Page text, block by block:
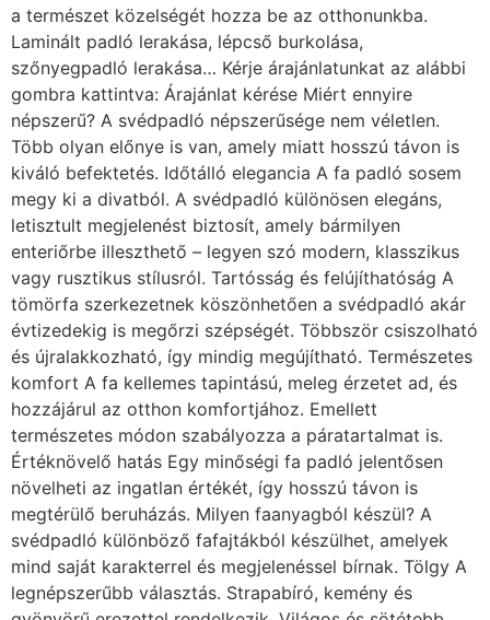
évtizedekig is megőrzi szépségét. Többször csiszolható
és újralakkozható, így mindig megújítható. Természetes
komfort A fa kellemes tapintású, meleg érzetet ad, és
hozzájárul az otthon komfortjához. Emellett
természetes módon szabályozza a páratartalmat is.
Értéknövelő hatás Egy minőségi fa padló jelentősen
növelheti az ingatlan értékét, így hosszú távon is
megtérülő beruházás. Milyen faanyagból készül? A
svédpadló különböző fafajtákból készülhet, amelyek
mind saját karakterrel és megjelenéssel bírnak. Tölgy A
legnépszerűbb választás. Strapabíró, kemény és
gyönyörű erezettel rendelkezik. Világos és sötétebb
árnyalatban is elérhető. Bükk Világos színű,
homogénebb szerkezetű fa. Modern, letisztult terekhez
ideális. Kőris Rugalmas és világos tónusú, látványos
erezettel. Kifejezetten dekoratív megoldás. Dió
Sötétebb, elegáns megjelenésű fa, amely luxus hatást
kelt. A fafajta kiválasztása nemcsak esztétikai kérdés,
hanem a használati igényeket is figyelembe kell venni.
Felületkezelés: olaj vagy lakk? A svédpadló
megjelenését és karbantartását nagyban befolyásolja a
felületkezelés. A választás attól függ, hogy a
praktikusságot vagy a természetes hatást részesítjük